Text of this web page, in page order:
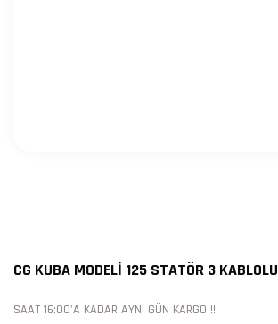
CG KUBA MODELİ 125 STATÖR 3 KABLOLU
SAAT 16:00'A KADAR AYNI GÜN KARGO !!